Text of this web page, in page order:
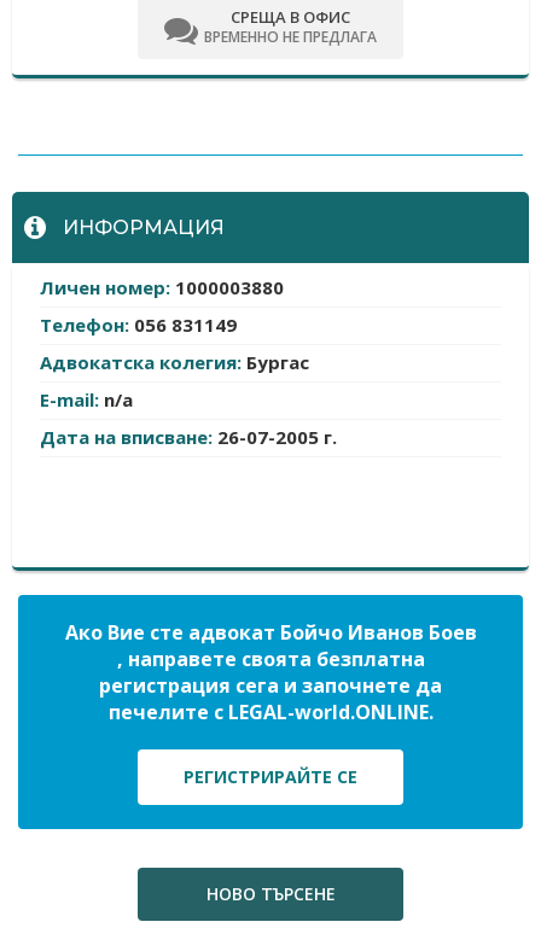
СРЕЩА В ОФИС
ВРЕМЕННО НЕ ПРЕДЛАГА
ИНФОРМАЦИЯ
Личен номер: 1000003880
Телефон: 056 831149
Адвокатска колегия: Бургас
E-mail: n/a
Дата на вписване: 26-07-2005 г.
Ако Вие сте адвокат Бойчо Иванов Боев
, направете своята безплатна
регистрация сега и започнете да
печелите с LEGAL-world.ONLINE.
РЕГИСТРИРАЙТЕ СЕ
НОВО ТЪРСЕНЕ